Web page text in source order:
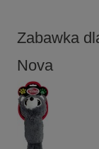
Zabawka
Nova